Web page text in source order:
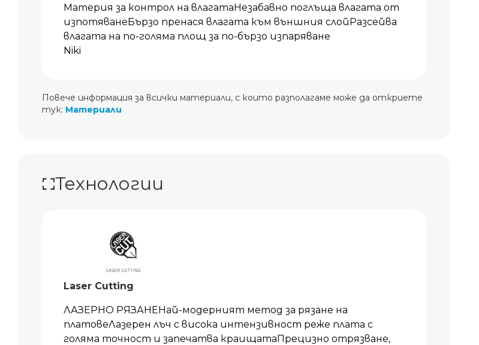
Материя за контрол на влагатаНезабавно поглъща влагата от
изпотяванеБързо пренася влагата към външния слойРазсейва
влагата на по-голяма площ за по-бързо изпаряване
Niki
Повече информация за всички материали, с които разполагаме може да откриете
тук: Материали
Технологии
Laser Cutting
ЛАЗЕРНО РЯЗАНЕНай-модерният метод за рязане на
платовеЛазерен лъч с висока интензивност реже плата с
голяма точност и запечатва краищатаПрецизно отрязване,